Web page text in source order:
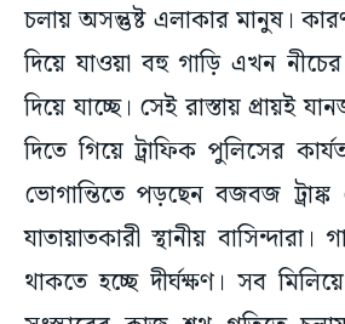
চলায় অসন্তুষ্ট এলাকার মানুষ।
দিয়ে যাওয়া বহু গাড়ি এখন
দিয়ে যাচ্ছে। সেই রাস্তায় প্রায়ই
দিতে গিয়ে ট্রাফিক পুলিসের
ভোগান্তিতে পড়ছেন বজবজ
যাতায়াতকারী স্থানীয়
থাকতে হচ্ছে দীর্ঘক্ষণ। সব